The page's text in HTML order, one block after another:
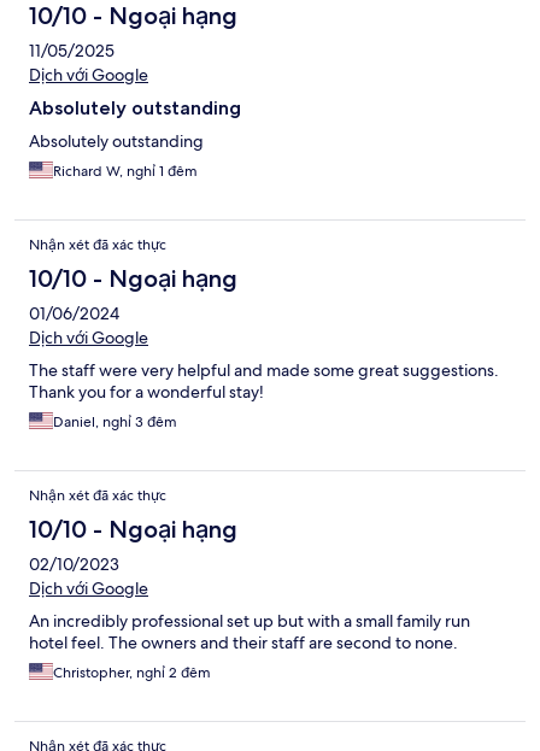
10/10 - Ngoại hạng
11/05/2025
Dịch với Google
Absolutely outstanding
Absolutely outstanding
Richard W, nghỉ 1 đêm
Nhận xét đã xác thực
10/10 - Ngoại hạng
01/06/2024
Dịch với Google
The staff were very helpful and made some great suggestions.
Thank you for a wonderful stay!
Daniel, nghỉ 3 đêm
Nhận xét đã xác thực
10/10 - Ngoại hạng
02/10/2023
Dịch với Google
An incredibly professional set up but with a small family run
hotel feel. The owners and their staff are second to none.
Christopher, nghỉ 2 đêm
Nhận xét đã xác thực